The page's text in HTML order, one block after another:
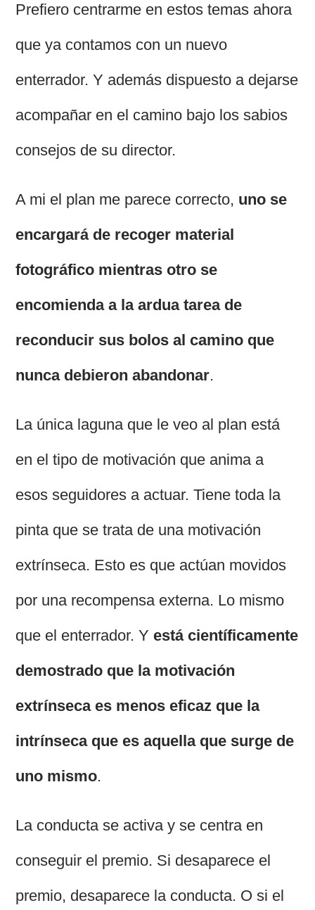
Prefiero centrarme en estos temas ahora
que ya contamos con un nuevo
enterrador. Y además dispuesto a dejarse
acompañar en el camino bajo los sabios
consejos de su director.
A mi el plan me parece correcto, uno se
encargará de recoger material
fotográfico mientras otro se
encomienda a la ardua tarea de
reconducir sus bolos al camino que
nunca debieron abandonar.
La única laguna que le veo al plan está
en el tipo de motivación que anima a
esos seguidores a actuar. Tiene toda la
pinta que se trata de una motivación
extrínseca. Esto es que actúan movidos
por una recompensa externa. Lo mismo
que el enterrador. Yestá científicamente
demostrado que la motivación
extrínseca es menos eficaz que la
intrínseca que es aquella que surge de
uno mismo.
La conducta se activa y se centra en
conseguir el premio. Si desaparece el
premio, desaparece la conducta. O si el